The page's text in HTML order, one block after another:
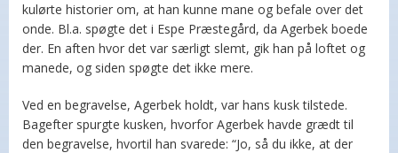
kulørte historier om, at han kunne mane og befale over det
onde. Bl.a. spøgte det i Espe Præstegård, da Agerbek boede
der. En aften hvor det var særligt slemt, gik han på loftet og
manede, og siden spøgte det ikke mere.
Ved en begravelse, Agerbek holdt, var hans kusk tilstede.
Bagefter spurgte kusken, hvorfor Agerbek havde grædt til
den begravelse, hvortil han svarede: “Jo, så du ikke, at der